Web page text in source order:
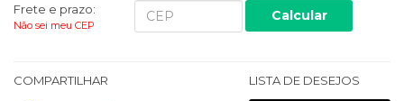
Frete e prazo:
Não sei meu CEP
Calcular
COMPARTILHAR LISTA DE DESEJOS